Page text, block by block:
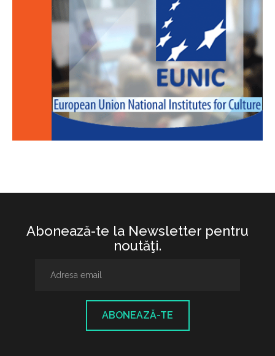
Abonează-te la Newsletter pentru
noutăţi.
ABONEAZĂ-TE